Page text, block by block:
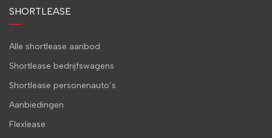
SHORTLEASE
Alle shortlease aanbod
Shortlease bedrijfswagens
Shortlease personenauto’s
Aanbiedingen
Flexlease